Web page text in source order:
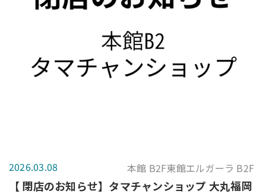
2026.03.08 本館 B2F東館エルガーラ B2F
【 閉店のお知らせ】タマチャンショップ 大丸福岡